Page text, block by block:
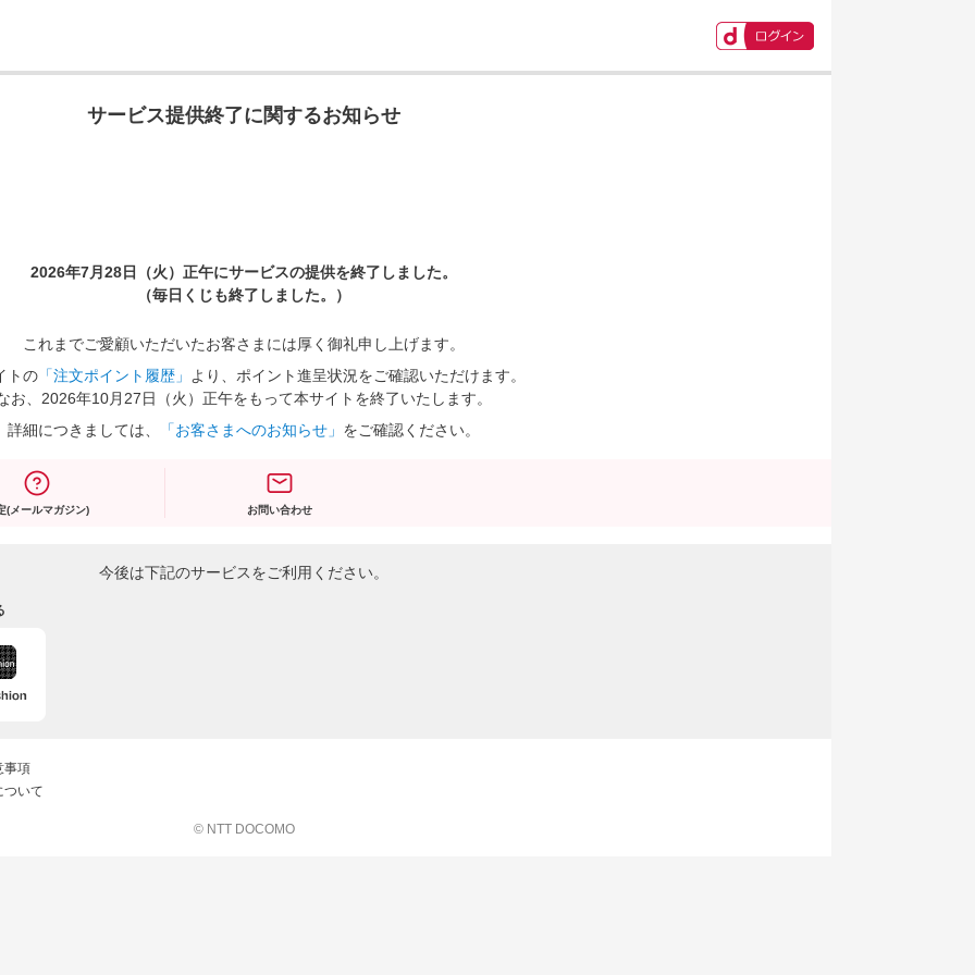
サービス提供終了に関するお知らせ
2026年7月28日（火）正午にサービスの提供を終了しました。
（毎日くじも終了しました。）
これまでご愛顧いただいたお客さまには厚く御礼申し上げます。
トの 「注文ポイント履歴」
より、ポイント進呈状況をご確認いただけます。
お、2026年10月27日（火）正午をもって本サイトを終了いたします。
詳細につきましては、
「お客さまへのお知らせ」 をご確認ください。
(メールマガジン) お問い合わせ
今後は下記のサービスをご利用ください。
事項
ついて
© NTT DOCOMO